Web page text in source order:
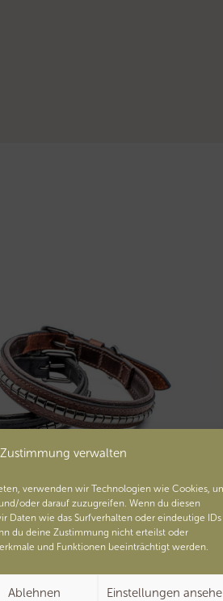
verwalten
verwenden wir Technologien wie Cookies,
oder darauf zuzugreifen. Wenn du diesen
Daten wie das Surfverhalten oder eindeutige IDs
du deine Zustimmung nicht erteilst oder
und Funktionen beeinträchtigt werden.
Ablehnen Einstellungen
ab61,00